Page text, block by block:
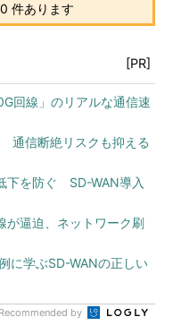
件あります
[PR]
回線」のリアルな通信速
通信断絶リスクも抑える
下を防ぐ SD-WAN導入
逼迫、ネットワーク刷
学ぶSD-WANの正しい
Recommended by